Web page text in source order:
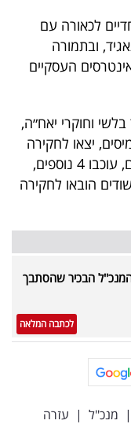
לכאורה עם
ובתמורה
העסקיים
וחוקרי יאח״ה,
יצאו לחקירה
גלויה בתיק, במסגרתה נעצרו 6 חשודים, עוכבו 4 נוספים,
הובאו לחקירה
הבכיר שהסתבך
לכתבה המלאה
| מנכ"ל | עזרה